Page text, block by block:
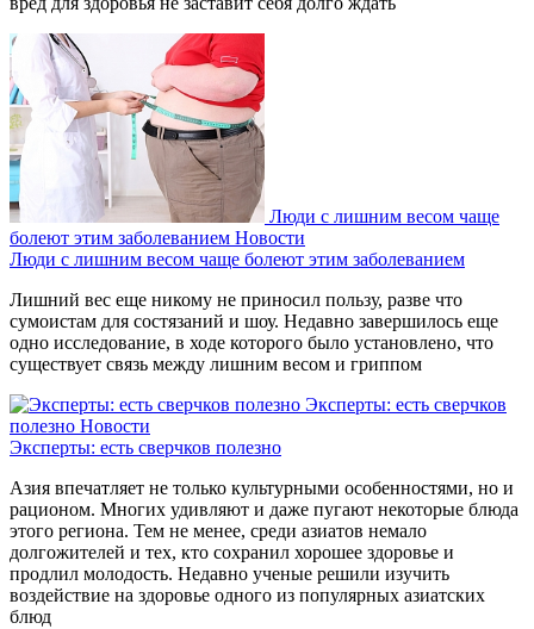
Люди с лишним весом чаще
болеют этим заболеванием Новости
Люди с лишним весом чаще болеют этим заболеванием
Лишний вес еще никому не приносил пользу, разве что
сумоистам для состязаний и шоу. Недавно завершилось еще
одно исследование, в ходе которого было установлено, что
существует связь между лишним весом и гриппом
Эксперты: есть сверчков
полезно Новости
Эксперты: есть сверчков полезно
Азия впечатляет не только культурными особенностями, но и
рационом. Многих удивляют и даже пугают некоторые блюда
этого региона. Тем не менее, среди азиатов немало
долгожителей и тех, кто сохранил хорошее здоровье и
продлил молодость. Недавно ученые решили изучить
воздействие на здоровье одного из популярных азиатских
блюд